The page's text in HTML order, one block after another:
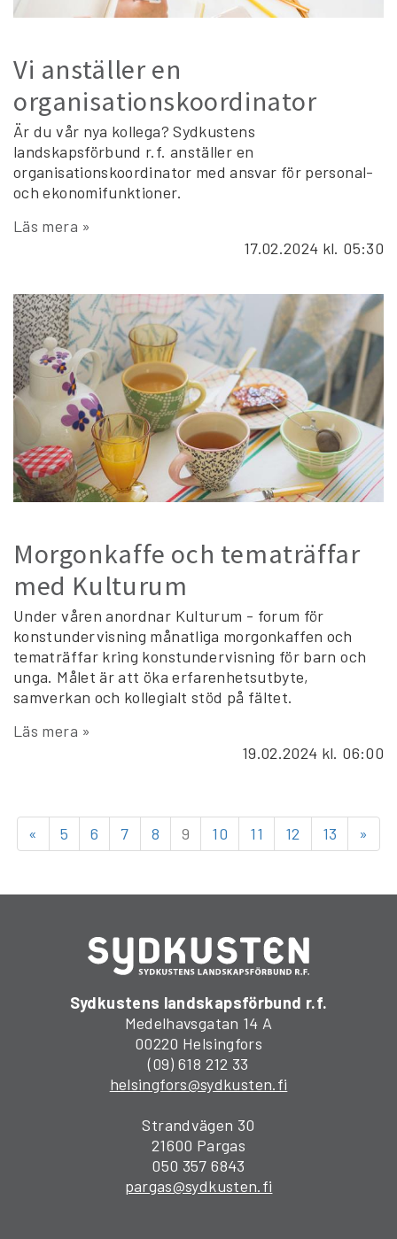
Vi anställer en
organisationskoordinator
Är du vår nya kollega? Sydkustens
landskapsförbund r.f. anställer en
organisationskoordinator med ansvar för personal-
och ekonomifunktioner.
Läs mera »
17.02.2024 kl. 05:30
Morgonkaffe och tematräffar
med Kulturum
Under våren anordnar Kulturum - forum för
konstundervisning månatliga morgonkaffen och
tematräffar kring konstundervisning för barn och
unga. Målet är att öka erfarenhetsutbyte,
samverkan och kollegialt stöd på fältet.
Läs mera »
19.02.2024 kl. 06:00
« 5 6 7 8 9 10 11 12 13 »
Sydkustens landskapsförbund r.f.
Medelhavsgatan 14 A
00220 Helsingfors
(09) 618 212 33
helsingfors@sydkusten.fi
Strandvägen 30
21600 Pargas
050 357 6843
pargas@sydkusten.fi